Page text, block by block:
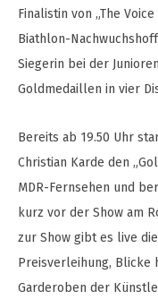
Finalistin von „The
Biathlon-
Siegerin bei der
Goldmedaillen in vier
Bereits ab 19.50 Uhr
Christian Karde den
MDR-Fernsehen und
kurz vor der Show am
zur Show gibt es live
Preisverleihung, Blicke
Garderoben der